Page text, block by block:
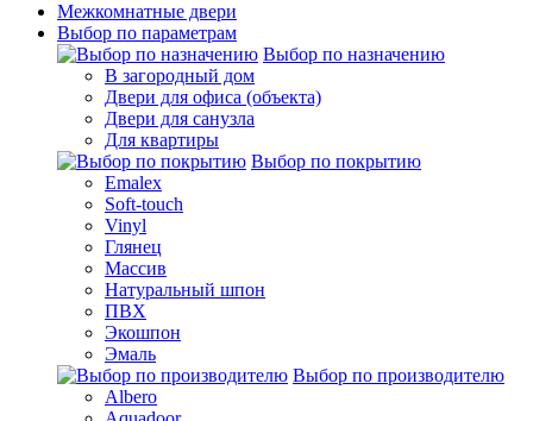
Межкомнатные двери
Выбор по параметрам
Выбор по назначению
В загородный дом
Двери для офиса (объекта)
Двери для санузла
Для квартиры
Выбор по покрытию
Emalex
Soft-touch
Vinyl
Глянец
Массив
Натуральный шпон
ПВХ
Экошпон
Эмаль
Выбор по производителю
Albero